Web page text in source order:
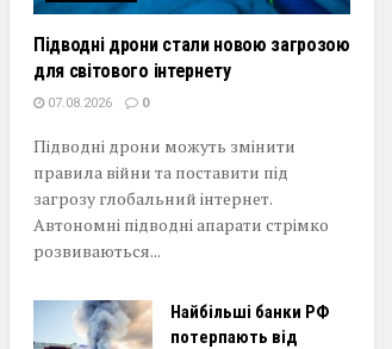
Підводні дрони стали новою загрозою
для світового інтернету
07.08.2026 0
Підводні дрони можуть змінити
правила війни та поставити під
загрозу глобальний інтернет.
Автономні підводні апарати стрімко
розвиваються...
Найбільші банки РФ
потерпають від